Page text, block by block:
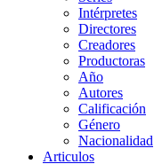
Intérpretes
Directores
Creadores
Productoras
Año
Autores
Calificación
Género
Nacionalidad
Articulos